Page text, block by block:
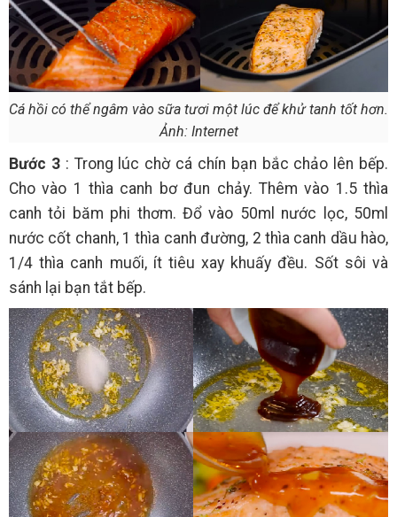
Cá hồi có thể ngâm vào sữa tươi một lúc để khử tanh tốt hơn.
Ảnh: Internet
Bước 3: Trong lúc chờ cá chín bạn bắc chảo lên bếp.
Cho vào 1 thìa canh bơ đun chảy. Thêm vào 1.5 thìa
canh tỏi băm phi thơm. Đổ vào 50ml nước lọc, 50ml
nước cốt chanh, 1 thìa canh đường, 2 thìa canh dầu hào,
1/4 thìa canh muối, ít tiêu xay khuấy đều. Sốt sôi và
sánh lại bạn tắt bếp.